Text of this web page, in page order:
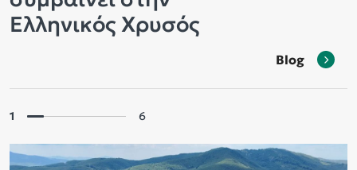
Ελληνικός Χρυσός
Blog
1 6